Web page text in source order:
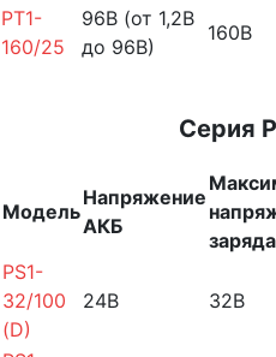
PT1-
160/25
96В (от 1,2В
до 96В)
160В
Серия
Модель
Напряжение
АКБ
заряда
PS1-
32/100
(D)
24B 32B